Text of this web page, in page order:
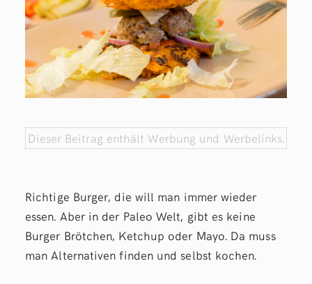
Dieser Beitrag enthält Werbung und Werbelinks.
Richtige Burger, die will man immer wieder
essen. Aber in der Paleo Welt, gibt es keine
Burger Brötchen, Ketchup oder Mayo. Da muss
man Alternativen finden und selbst kochen.